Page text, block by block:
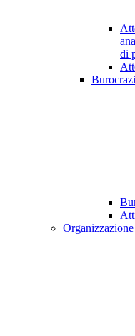
di
Organizzazione